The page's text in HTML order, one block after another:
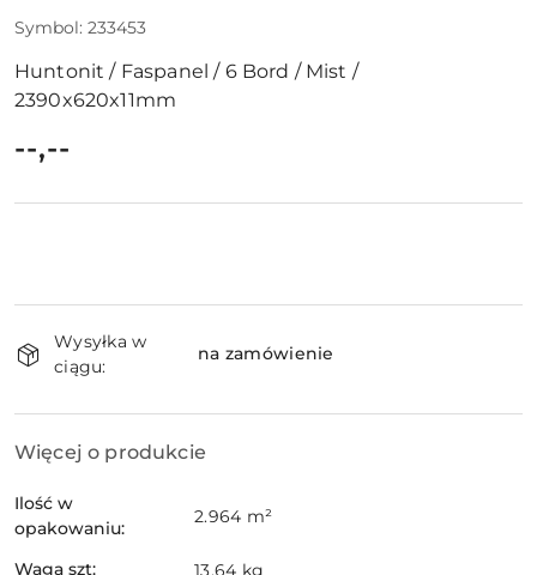
Symbol: 233453
Huntonit / Faspanel / 6 Bord / Mist /
2390x620x11mm
cena:
--,--
Dostępność
i
dostawa
Wysyłka w
ciągu:
na zamówienie
Więcej o produkcie
Ilość w
opakowaniu:
2.964 m²
Waga szt: 13.64 kg